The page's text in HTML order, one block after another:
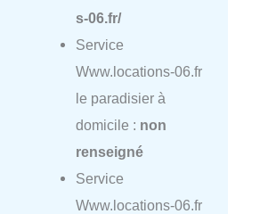
s-06.fr/
Service
Www.locations-06.fr
le paradisier à
domicile : non
renseigné
Service
Www.locations-06.fr